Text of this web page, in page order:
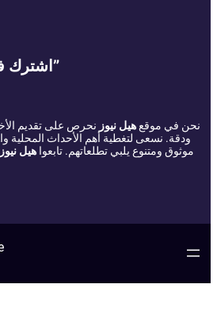
اشترك في النشرة الإخبارية”
نحن في موقع هيل نيوز نحرص على تقديم
ودقة. نسعى لتغطية أهم الأحداث المحلية
موثوق ومتنوع يلبي تطلعاتهم. تابعوا هيل نيوز